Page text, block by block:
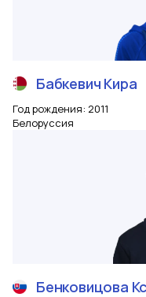
Бабкевич Кира
Год рождения: 2011
Белоруссия
Бенковицова